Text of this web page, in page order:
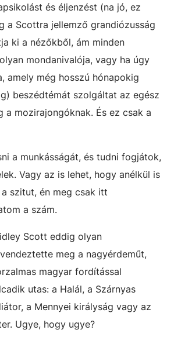
és éljenzést (na jó, ez
a Scottra jellemző grandiózusság
ki a nézőkből, ám minden
mondanivalója, vagy ha úgy
amely még hosszú hónapokig
beszédtémát szolgáltat az egész
a mozirajongóknak. És ez csak a
a munkásságát, és tudni fogjátok,
Vagy az is lehet, hogy anélkül is
szitut, én meg csak itt
a szám.
Scott eddig olyan
meg a nagyérdeműt,
magyar fordítással
utas: a Halál, a Szárnyas
a Mennyei királyság vagy az
Ugye, hogy ugye?